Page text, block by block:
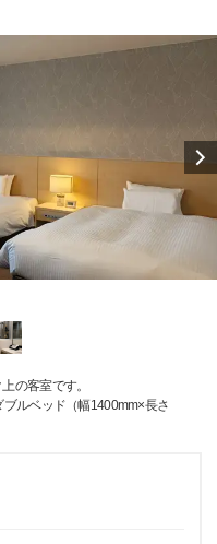
の客室です。
ルベッド（幅1400mm×長さ